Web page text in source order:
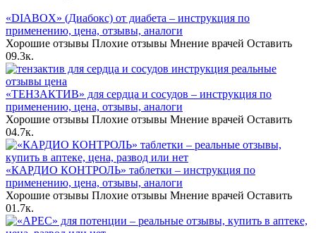
«DIABOX» (Диабокс) от диабета – инструкция по
применению, цена, отзывы, аналоги
Хорошие отзывы Плохие отзывы Мнение врачей Оставить
09.3к.
«ТЕНЗАКТИВ» для сердца и сосудов – инструкция по
применению, цена, отзывы, аналоги
Хорошие отзывы Плохие отзывы Мнение врачей Оставить
04.7к.
«КАРДИО КОНТРОЛЬ» таблетки – инструкция по
применению, цена, отзывы, аналоги
Хорошие отзывы Плохие отзывы Мнение врачей Оставить
01.7к.